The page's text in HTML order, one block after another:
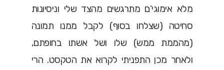
מלא אימוגי’ם מתרגשים מהצד שלי וניסיונות
סחיטה (שצלחו בסוף) לקבל ממנו תמונה
(מהממת ממש) שלו ושל אשתו בחופתם,
ולאחר מכן התפניתי לקרוא את הטקסט. הרי